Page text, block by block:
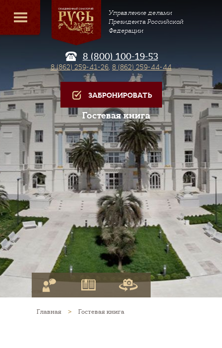
Управление делами
Президента Российской
Федерации
8 (800) 100-19-53
8 (862) 259-41-26, 8 (862) 259-44-44
ЗАБРОНИРОВАТЬ
Гостевая книга
Главная > Гостевая книга